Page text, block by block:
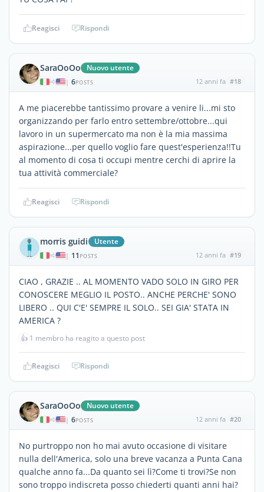
Reagisci Rispondi
SaraOoOo Nuovo utente
| 6POSTS 12 anni fa #18
A me piacerebbe tantissimo provare a venire li...mi sto
organizzando per farlo entro settembre/ottobre...qui
lavoro in un supermercato ma non è la mia massima
aspirazione...per quello voglio fare quest'esperienza!!Tu
al momento di cosa ti occupi mentre cerchi di aprire la
tua attività commerciale?
Reagisci Rispondi
morris guidi Utente
| 11 POSTS 12 anni fa #19
CIAO , GRAZIE .. AL MOMENTO VADO SOLO IN GIRO PER
CONOSCERE MEGLIO IL POSTO.. ANCHE PERCHE' SONO
LIBERO .. QUI C'E' SEMPRE IL SOLO.. SEI GIA' STATA IN
AMERICA ?
👍 1 membro ha reagito a questo post
Reagisci Rispondi
SaraOoOo Nuovo utente
| 6POSTS 12 anni fa #20
No purtroppo non ho mai avuto occasione di visitare
nulla dell'America, solo una breve vacanza a Punta Cana
qualche anno fa...Da quanto sei lì?Come ti trovi?Se non
sono troppo indiscreta posso chiederti quanti anni hai?